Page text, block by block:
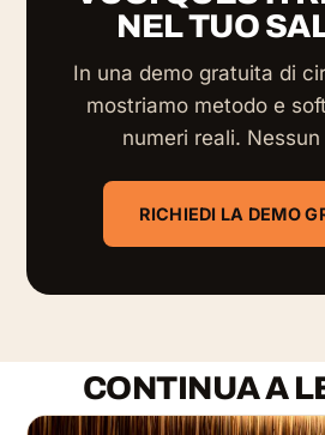
NEL TUO
In una demo gratuita di
mostriamo metodo e
numeri reali.
RICHIEDI LA DEMO
CONTINUA A